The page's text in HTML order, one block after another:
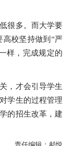
很多。而大学要
校坚持做到“严
样，完成规定的
，才会引导学生
学生的过程管理
的招生改革，建